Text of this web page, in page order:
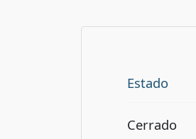
Estado
Cerrado